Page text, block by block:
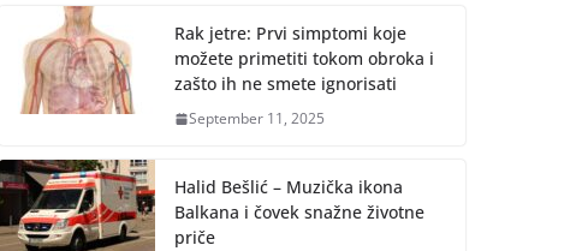
Rak jetre: Prvi simptomi koje
možete primetiti tokom obroka i
zašto ih ne smete ignorisati
September 11, 2025
Halid Bešlić – Muzička ikona
Balkana i čovek snažne životne
priče